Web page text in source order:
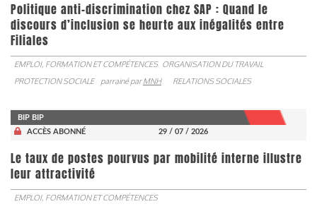
Politique anti-discrimination chez SAP : Quand le
discours d’inclusion se heurte aux inégalités entre
Filiales
EMPLOI, FORMATION ET COMPÉTENCES ORGANISATION DU TRAVAIL
PROTECTION SOCIALE
parrainé parMNH RELATIONS SOCIALES
BIP BIP
ACCÈS ABONNÉ
29 / 07 / 2026
Le taux de postes pourvus par mobilité interne illustre
leur attractivité
EMPLOI, FORMATION ET COMPÉTENCES